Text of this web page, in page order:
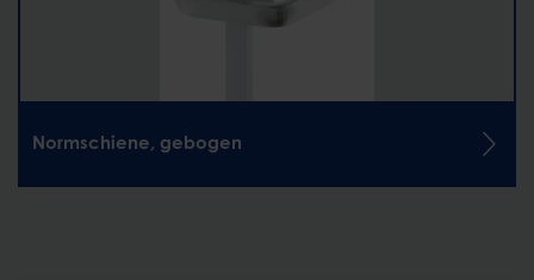
Normschiene, gebogen